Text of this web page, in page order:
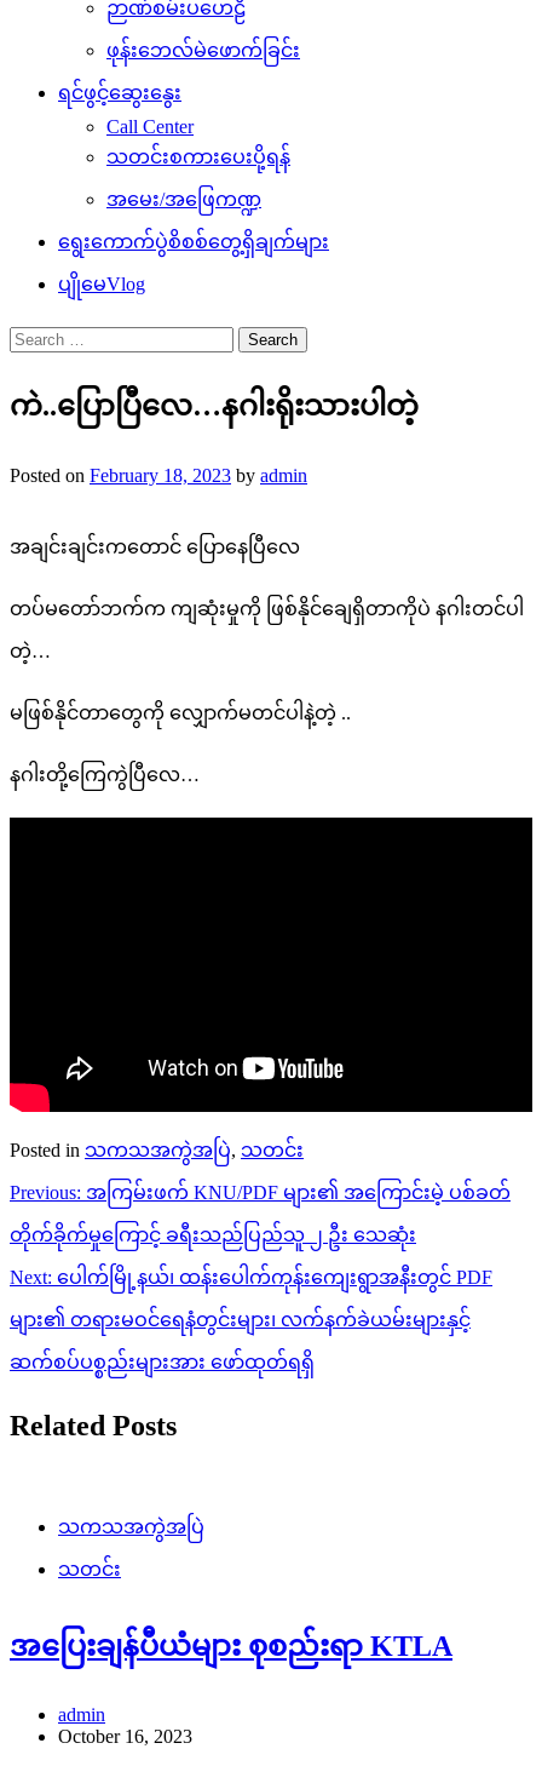
ဉာဏ်စမ်းပဟေဠိ
ဖုန်းဘေလ်မဲဖောက်ခြင်း
ရင်ဖွင့်ဆွေးနွေး
Call Center
သတင်းစကားပေးပို့ရန်
အမေး/အဖြေကဏ္ဍ
ရွေးကောက်ပွဲစိစစ်တွေ့ရှိချက်များ
ပျိုမေVlog
Search
for:
ကဲ..ပြောပြီလေ…နဂါးရိုးသားပါတဲ့
Posted on February 18, 2023 by admin
အချင်းချင်းကတောင် ပြောနေပြီလေ
တပ်မတော်ဘက်က ကျဆုံးမှုကို ဖြစ်နိုင်ချေရှိတာကိုပဲ နဂါးတင်ပါ
တဲ့…
မဖြစ်နိုင်တာတွေကို လျှောက်မတင်ပါနဲ့တဲ့ ..
နဂါးတို့ကြေကွဲပြီလေ…
Posted in သကသအကွဲအပြဲ, သတင်း
Post
navigation
Previous: အကြမ်းဖက် KNU/PDF များ၏ အကြောင်းမဲ့ ပစ်ခတ်
တိုက်ခိုက်မှုကြောင့် ခရီးသည်ပြည်သူ ၂ ဦး သေဆုံး
Next: ပေါက်မြို့နယ်၊ ထန်းပေါက်ကုန်းကျေးရွာအနီးတွင် PDF
များ၏ တရားမဝင်ရေနံတွင်းများ၊ လက်နက်ခဲယမ်းများနှင့်
ဆက်စပ်ပစ္စည်းများအား ဖော်ထုတ်ရရှိ
Related Posts
သကသအကွဲအပြဲ
သတင်း
အပြေးချန်ပီယံများ စုစည်းရာ KTLA
admin
October 16, 2023